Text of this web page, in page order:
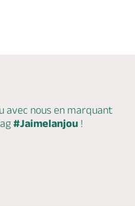
avec nous en marquant
#Jaimelanjou !